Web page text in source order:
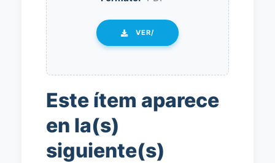
VER/
Este ítem aparece
en la(s)
siguiente(s)